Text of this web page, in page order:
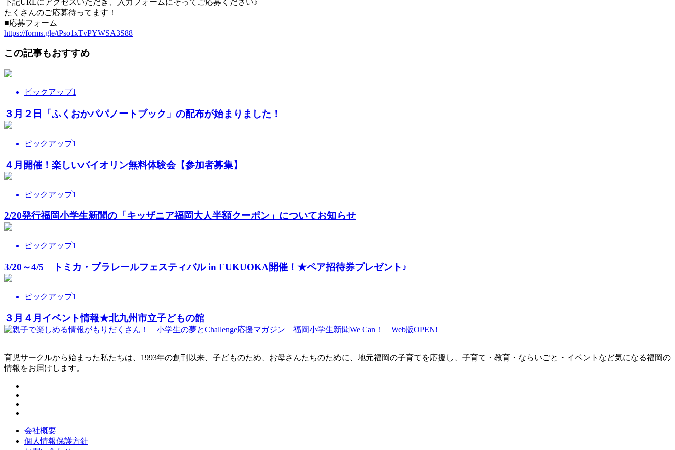
たくさんのご応募待ってます！
■応募フォーム
https://forms.gle/tPso1xTvPYWSA3S88
この記事もおすすめ
ピックアップ1
３月２日「ふくおかパパノートブック」の配布が始まりました！
ピックアップ1
４月開催！楽しいバイオリン無料体験会【参加者募集】
ピックアップ1
2/20発行福岡小学生新聞の「キッザニア福岡大人半額クーポン」についてお知らせ
ピックアップ1
3/20～4/5 トミカ・プラレールフェスティバル in FUKUOKA開催！★ペア招待券プレゼント♪
ピックアップ1
３月４月イベント情報★北九州市立子どもの館
育児サークルから始まった私たちは、1993年の創刊以来、子どものため、お母さんたちのために、地元福岡の子育てを応援し、子育て・教育・ならいごと・イベントなど気になる福岡の
情報をお届けします。
会社概要
個人情報保護方針